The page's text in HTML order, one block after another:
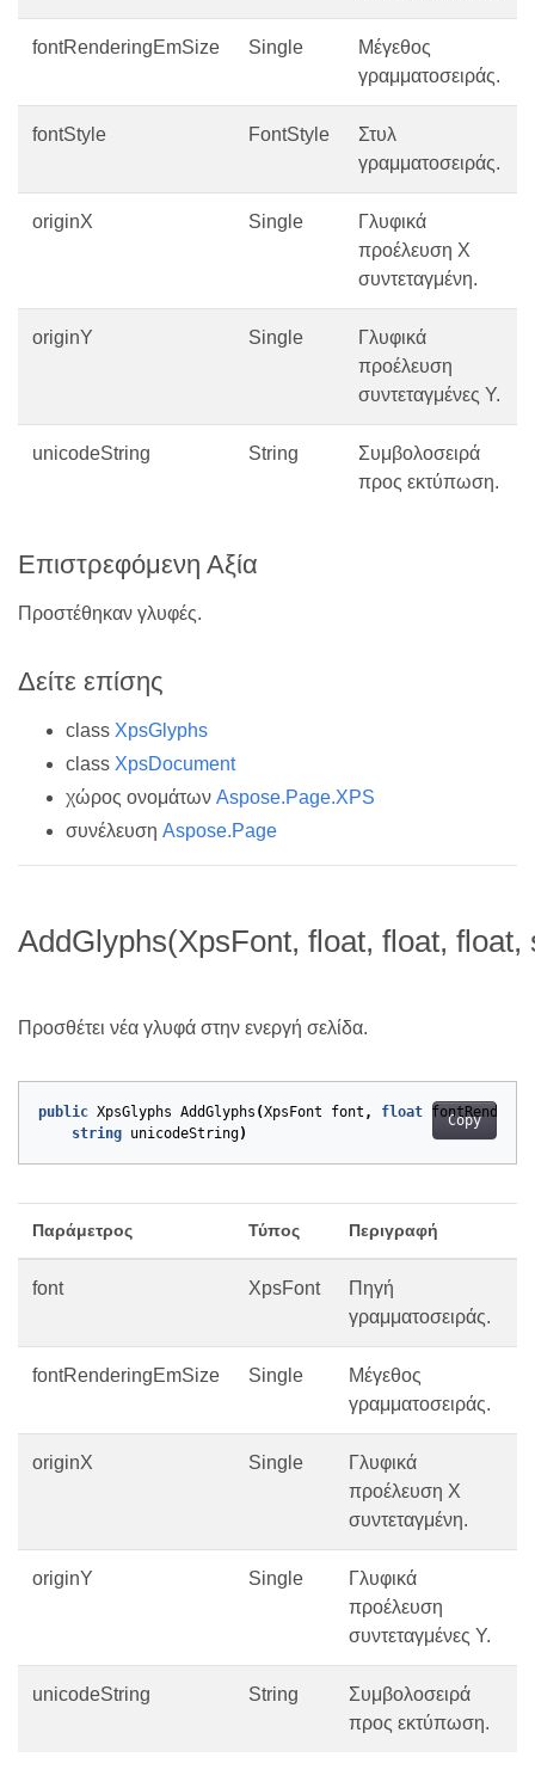
fontRenderingEmSize Single
Μέγεθος
γραμματοσειράς.
fontStyle FontStyle
Στυλ
γραμματοσειράς.
originX Single
Γλυφικά
προέλευση Χ
συντεταγμένη.
originY Single
Γλυφικά
προέλευση
συντεταγμένες Υ.
unicodeString String
Συμβολοσειρά
προς εκτύπωση.
Επιστρεφόμενη Αξία
Προστέθηκαν γλυφές.
Δείτε επίσης
class XpsGlyphs
class XpsDocument
χώρος ονομάτων Aspose.Page.XPS
συνέλευση Aspose.Page
AddGlyphs(XpsFont, float, float, float,
Προσθέτει νέα γλυφά στην ενεργή σελίδα.
Copy
public XpsGlyphs AddGlyphs (XpsFont font , float
string unicodeString)
Παράμετρος Τύπος Περιγραφή
font XpsFont
Πηγή
γραμματοσειράς.
fontRenderingEmSize Single
Μέγεθος
γραμματοσειράς.
originX Single
Γλυφικά
προέλευση Χ
συντεταγμένη.
originY Single
Γλυφικά
προέλευση
συντεταγμένες Υ.
unicodeString String
Συμβολοσειρά
προς εκτύπωση.